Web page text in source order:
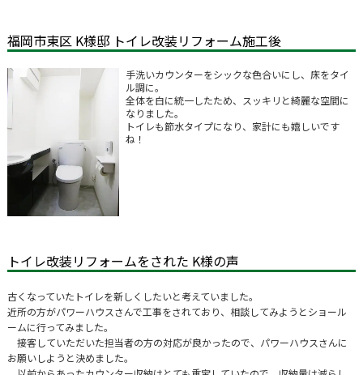
福岡市東区 K様邸 トイレ改装リフォーム施工後
手洗いカウンターをシックな色合いにし、床をタイ
ル調に。
全体を白に統一したため、スッキリと綺麗な空間に
なりました。
トイレも節水タイプになり、家計にも嬉しいです
ね！
トイレ改装リフォームをされた K様の声
古くなっていたトイレを新しくしたいと考えていました。
近所の方がパワーハウスさんで工事をされており、相談してみようとショール
ームに行ってみました。
接客していただいた担当者の方の対応が良かったので、パワーハウスさんに
お願いしようと決めました。